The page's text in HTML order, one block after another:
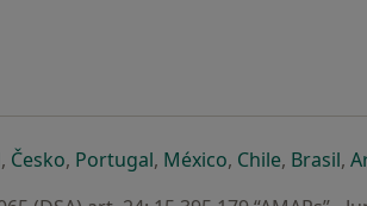
pestaña
nueva pestaña
se abre en una nueva pestaña
, Českose abre en una nueva pestaña
, Portugalse abre en una nueva
, Méxicose abre en una
, Chilese abre
, Brasilse
,